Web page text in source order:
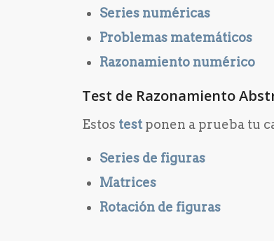
Series numéricas
Problemas matemáticos
Razonamiento numérico
Test de Razonamiento
Estos testponen a prueba tu
Series de figuras
Matrices
Rotación de figuras